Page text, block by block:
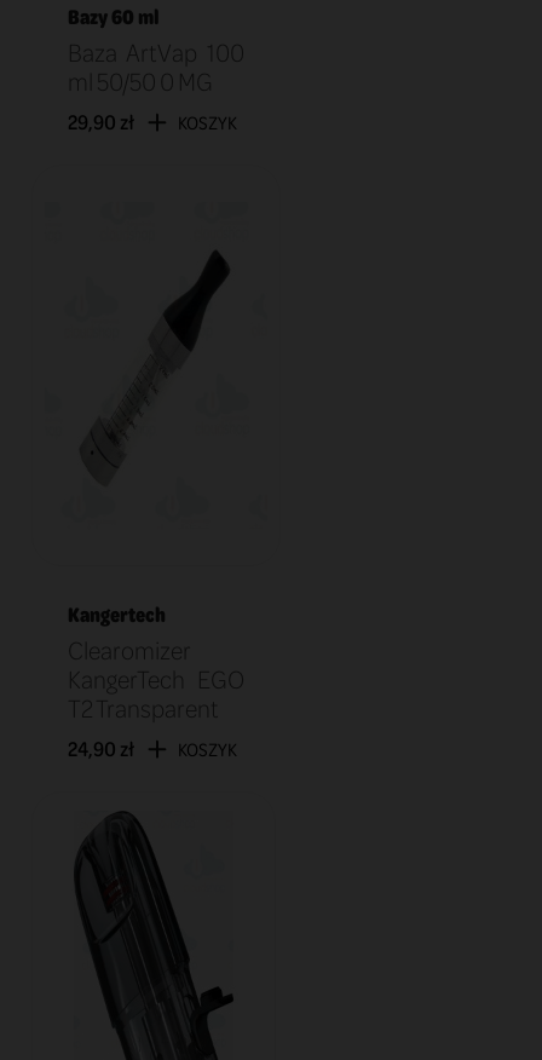
Bazy 60 ml
Baza ArtVap 100
ml 50/50 0 MG
29,90 zł KOSZYK
Kangertech
Clearomizer
KangerTech EGO
T2 Transparent
24,90 zł KOSZYK